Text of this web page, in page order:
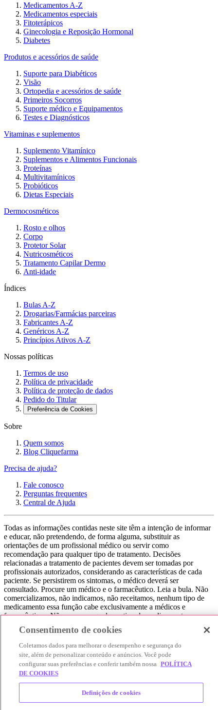
Medicamentos A-Z
Medicamentos especiais
Fitoterápicos
Ginecologia e Reposição Hormonal
Diabetes
Produtos e acessórios de saúde
Suporte para Diabéticos
Visão
Ortopedia e acessórios de saúde
Primeiros Socorros
Suporte médico e Equipamentos
Testes e Diagnósticos
Vitaminas e suplementos
Suplemento Vitamínico
Suplementos e Alimentos Funcionais
Proteínas
Multivitamínicos
Probióticos
Dietas Especiais
Dermocosméticos
Rosto e olhos
Corpo
Protetor Solar
Nutricosméticos
Tratamento Capilar Dermo
Anti-idade
Índices
Bulas A-Z
Drogarias/Farmácias parceiras
Fabricantes A-Z
Genéricos A-Z
Princípios Ativos A-Z
Nossas políticas
Termos de uso
Política de privacidade
Política de proteção de dados
Pedido do Titular
Preferência de Cookies
Sobre
Quem somos
Blog Cliquefarma
Precisa de ajuda?
Fale conosco
Perguntas frequentes
Central de Ajuda
Todas as informações contidas neste site têm a intenção de informar
e educar, não pretendendo, de forma alguma, substituir as
orientações de um profissional médico ou servir como
recomendação para qualquer tipo de tratamento. Decisões
relacionadas a tratamento de pacientes devem ser tomadas por
profissionais autorizados, considerando as características de cada
paciente. Se persistirem os sintomas, o médico deverá ser
consultado. Procure um médico e o farmacêutico. Leia a bula. Não
comercializamos, não indicamos, não receitamos, nenhum tipo de
medicamento essa função cabe exclusivamente a médicos e
farmacêuticos. Não consuma qualquer tipo de medicamento sem
consultar seu médico. Não somos uma loja ou marketplace, ou seja,
não realizamos a venda de medicamentos, apenas contribuímos para
que você encontre o preço mais barato, comparando os preços de
produtos farmacêuticos. Contribuímos e damos auxílio para que sua
experiência seja bem-sucedida, mas a finalização da compra
acontece nos sites das nossas lojas parceiras.
© 2025 Afya Participações S.A. - todos os direitos reservados.
Alameda Lorena, 269 - Jardim Paulista - São Paulo / SP - CEP.:
01424-001 - CNPJ 23.399.329/0002-53.
Consentimento de cookies
Coletamos dados para melhorar o desempenho e segurança do
site, além de personalizar conteúdo e anúncios. Você pode
configurar suas preferências e conferir também nossa POLÍTICA
DE COOKIES
Definições de cookies